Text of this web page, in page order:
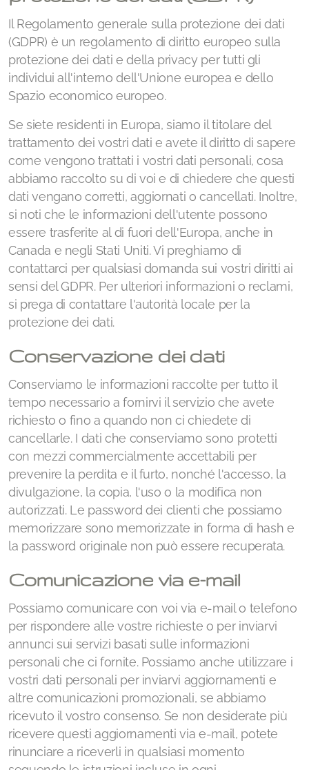
Il Regolamento generale sulla protezione dei dati
(GDPR) è un regolamento di diritto europeo sulla
protezione dei dati e della privacy per tutti gli
individui all'interno dell'Unione europea e dello
Spazio economico europeo.
Se siete residenti in Europa, siamo il titolare del
trattamento dei vostri dati e avete il diritto di sapere
come vengono trattati i vostri dati personali, cosa
abbiamo raccolto su di voi e di chiedere che questi
dati vengano corretti, aggiornati o cancellati. Inoltre,
si noti che le informazioni dell'utente possono
essere trasferite al di fuori dell'Europa, anche in
Canada e negli Stati Uniti. Vi preghiamo di
contattarci per qualsiasi domanda sui vostri diritti ai
sensi del GDPR. Per ulteriori informazioni o reclami,
si prega di contattare l'autorità locale per la
protezione dei dati.
Conservazione dei dati
Conserviamo le informazioni raccolte per tutto il
tempo necessario a fornirvi il servizio che avete
richiesto o fino a quando non ci chiedete di
cancellarle. I dati che conserviamo sono protetti
con mezzi commercialmente accettabili per
prevenire la perdita e il furto, nonché l'accesso, la
divulgazione, la copia, l'uso o la modifica non
autorizzati. Le password dei clienti che possiamo
memorizzare sono memorizzate in forma di hash e
la password originale non può essere recuperata.
Comunicazione via e-mail
Possiamo comunicare con voi via e-mail o telefono
per rispondere alle vostre richieste o per inviarvi
annunci sui servizi basati sulle informazioni
personali che ci fornite. Possiamo anche utilizzare i
vostri dati personali per inviarvi aggiornamenti e
altre comunicazioni promozionali, se abbiamo
ricevuto il vostro consenso. Se non desiderate più
ricevere questi aggiornamenti via e-mail, potete
rinunciare a riceverli in qualsiasi momento